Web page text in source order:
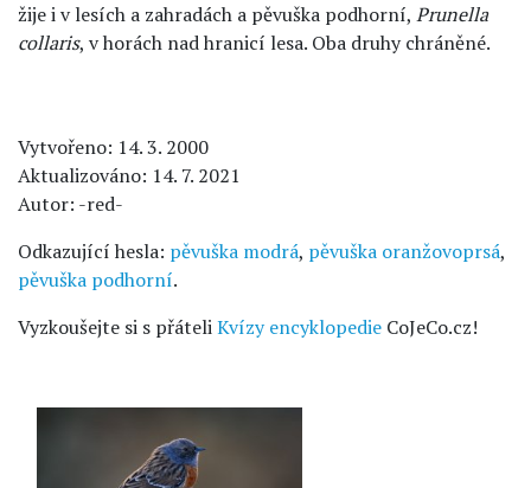
žije i v lesích a zahradách a pěvuška podhorní, Prunella
collaris, v horách nad hranicí lesa. Oba druhy chráněné.
Vytvořeno: 14. 3. 2000
Aktualizováno: 14. 7. 2021
Autor: -red-
Odkazující hesla: pěvuška modrá, pěvuška oranžovoprsá,
pěvuška podhorní.
Vyzkoušejte si s přáteliKvízy encyklopedie CoJeCo.cz!